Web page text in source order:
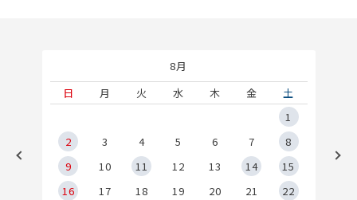
8月
日
月 火 水 木 金
土
1
2
3 4 5 6 7
8
9
10 11 12 13 14
15
16
17 18 19 20 21
22